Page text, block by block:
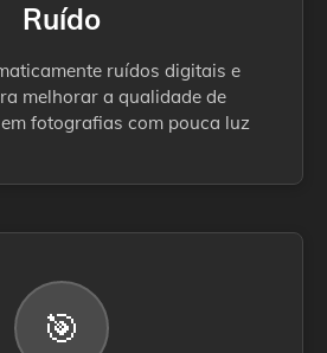
Ruído
ruídos digitais e
melhorar a qualidade de
fotografias com pouca luz
🎯